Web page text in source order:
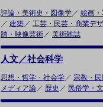
評論・美術史・図像学／ 絵画
／ 建築／ 工芸・民芸・商業デ
踏・映像芸術／ 美術雑誌
人文／社会科学
思想・哲学・社会学／ 宗教・
メディア論／ 歴史 ／ 民俗学・